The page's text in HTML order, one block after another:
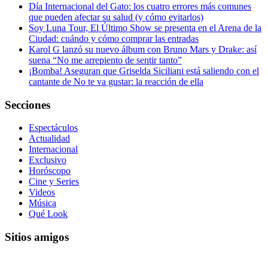
Día Internacional del Gato: los cuatro errores más comunes
que pueden afectar su salud (y cómo evitarlos)
Soy Luna Tour, El Último Show se presenta en el Arena de la
Ciudad: cuándo y cómo comprar las entradas
Karol G lanzó su nuevo álbum con Bruno Mars y Drake: así
suena “No me arrepiento de sentir tanto”
¡Bomba! Aseguran que Griselda Siciliani está saliendo con el
cantante de No te va gustar: la reacción de ella
Secciones
Espectáculos
Actualidad
Internacional
Exclusivo
Horóscopo
Cine y Series
Videos
Música
Qué Look
Sitios amigos